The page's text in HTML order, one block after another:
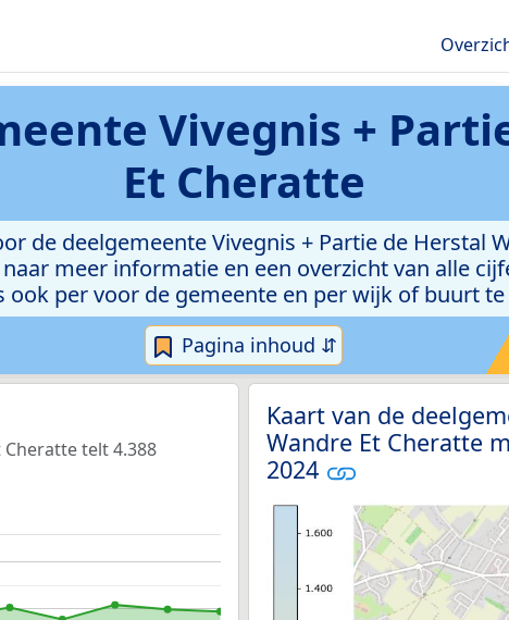
Vivegnis +
Et Cheratte
de deelgemeente Vivegnis + Partie de Herstal
meer informatie en een overzicht van alle
ook per voor de gemeente en per wijk of buurt te
Pagina inhoud ⇵
telt 4.388
Kaart van de
Wandre Et Cheratte
2024